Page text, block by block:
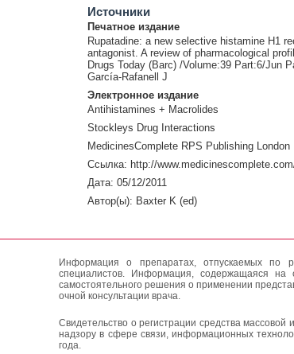
Источники
Печатное издание
Rupatadine: a new selective histamine H1
antagonist. A review of pharmacological
Drugs Today (Barc) /Volume:39 Part:6/Jun
García-Rafanell J
Электронное издание
Antihistamines + Macrolides
Stockleys Drug Interactions
MedicinesComplete RPS Publishing London
Ссылка: http://
Дата: 05/12/2011
Автор(ы): Baxter K (ed)
Информация о препаратах, отпускаемых по
специалистов. Информация, содержащаяся на
самостоятельного решения о применении
очной консультации врача.
Свидетельство о регистрации средства
надзору в сфере связи, информационных
года.